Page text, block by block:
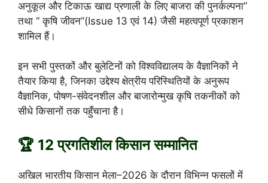
अनुकूल और टिकाऊ खाद्य प्रणाली के लिए बाजरा की पुनर्कल्पना”
तथा “ कृषि जीवन”(Issue 13 एवं 14) जैसी महत्वपूर्ण प्रकाशन
शामिल हैं।
इन सभी पुस्तकों और बुलेटिनों को विश्वविद्यालय के वैज्ञानिकों ने
तैयार किया है, जिनका उद्देश्य क्षेत्रीय परिस्थितियों के अनुरूप
वैज्ञानिक, पोषण-संवेदनशील और बाजारोन्मुख कृषि तकनीकों को
सीधे किसानों तक पहुँचाना है।
🏆 12 प्रगतिशील किसान सम्मानित
अखिल भारतीय किसान मेला–2026 के दौरान विभिन्न फसलों में